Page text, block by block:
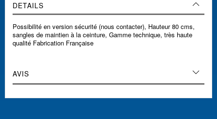
DETAILS
Possibilité en version sécurité (nous contacter), Hauteur 80 cms,
sangles de maintien à la ceinture, Gamme technique, très haute
qualité Fabrication Française
AVIS